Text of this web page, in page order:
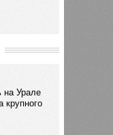
на Урале
крупного